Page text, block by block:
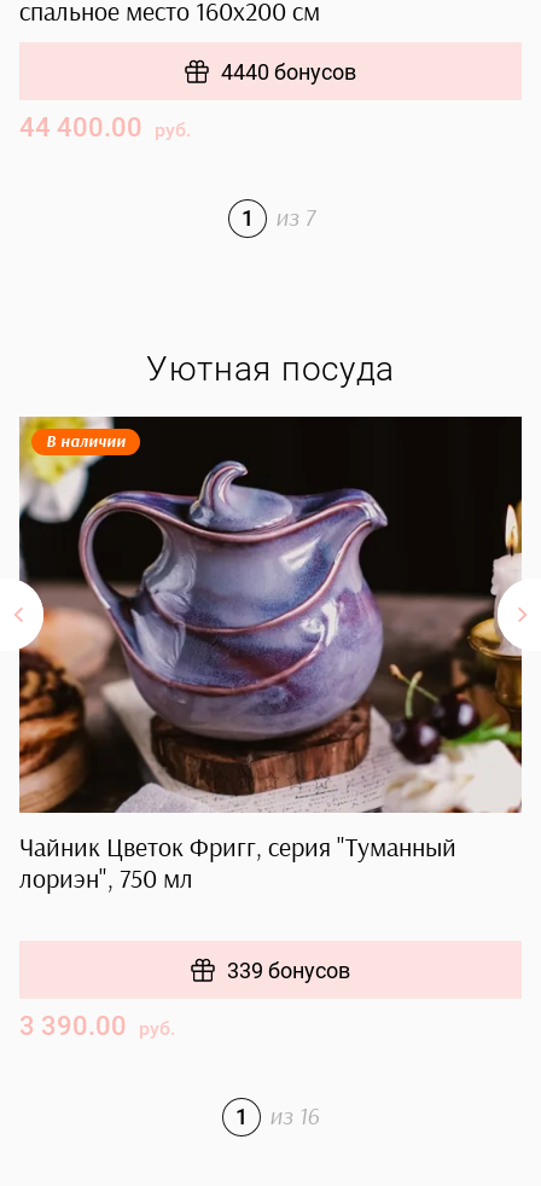
спальное место 160х200 см
4440 бонусов
44 400.00 руб.
1 из 7
Уютная посуда
В наличии
Чайник Цветок Фригг, серия "Туманный
лориэн", 750 мл
339 бонусов
3 390.00 руб.
1 из 16